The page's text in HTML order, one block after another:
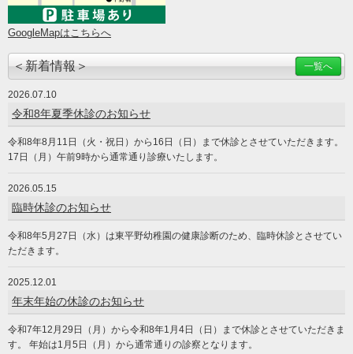
GoogleMapはこちらへ
＜新着情報＞ 一覧へ
2026.07.10
令和8年夏季休診のお知らせ
令和8年8月11日（火・祝日）から16日（日）まで休診とさせていただきます。
17日（月）午前9時から通常通り診療いたします。
2026.05.15
臨時休診のお知らせ
令和8年5月27日（水）は東平野幼稚園の健康診断のため、臨時休診とさせてい
ただきます。
2025.12.01
年末年始の休診のお知らせ
令和7年12月29日（月）から令和8年1月4日（日）まで休診とさせていただきま
す。 年始は1月5日（月）から通常通りの診察となります。